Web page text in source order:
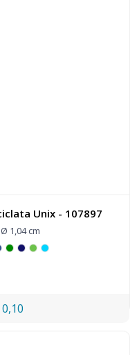
Unix - 107897
1,04 cm